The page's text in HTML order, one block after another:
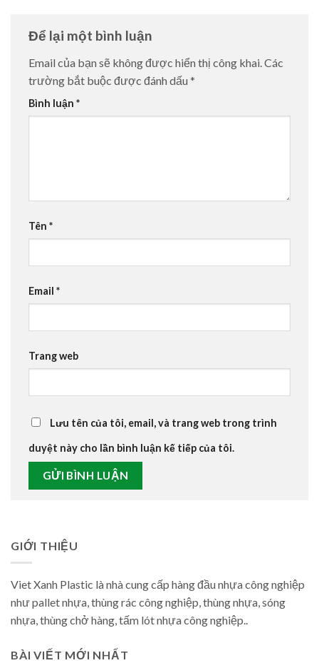
Để lại một bình luận
Email của bạn sẽ không được hiển thị công khai.Các
trường bắt buộc được đánh dấu *
Bình luận *
Tên *
Email *
Trang web
Lưu tên của tôi, email, và trang web trong trình
duyệt này cho lần bình luận kế tiếp của tôi.
GIỚI THIỆU
Viet Xanh Plastic là nhà cung cấp hàng đầu nhựa công nghiệp
như pallet nhựa, thùng rác công nghiệp, thùng nhựa, sóng
nhựa, thùng chở hàng, tấm lót nhựa công nghiệp..
BÀI VIẾT MỚI NHẤT